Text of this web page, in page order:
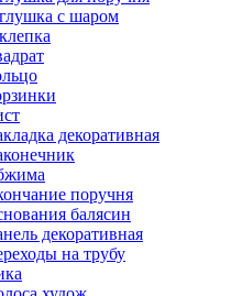
с шаром
декоративная
поручня
балясин
декоративная
на трубу